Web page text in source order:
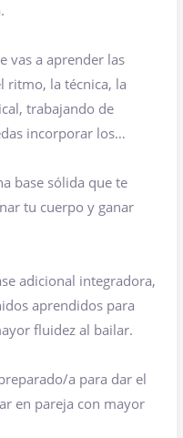
vas a aprender las
ritmo, la técnica, la
trabajando de
incorporar los
base sólida que te
tu cuerpo y ganar
adicional integradora,
aprendidos para
fluidez al bailar.
a para dar el
en pareja con mayor